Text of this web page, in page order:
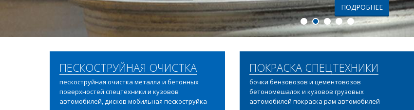
ПОДРОБНЕЕ
ПЕСКОСТРУЙНАЯ ОЧИСТКА
пескоструйная очистка металла и бетонных
поверхностей спецтехники и кузовов
автомобилей, дисков мобильная пескоструйка
ПОКРАСКА СПЕЦТЕХНИКИ
бочки бензовозов и цементовозов
бетономешалок и кузовов грузовых
автомобилей покраска рам автомобилей